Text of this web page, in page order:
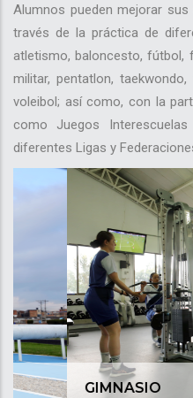
Alumnos pueden mejorar
través de la práctica de
atletismo, baloncesto, fútbol,
militar, pentatlon,
voleibol; así como, con la
como Juegos
diferentes Ligas y
GIMNASIO